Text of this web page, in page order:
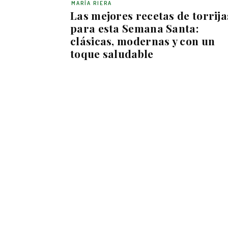
Las mejores recetas de
para esta Semana Santa:
clásicas, modernas y con un
toque saludable
MARÍA RIERA